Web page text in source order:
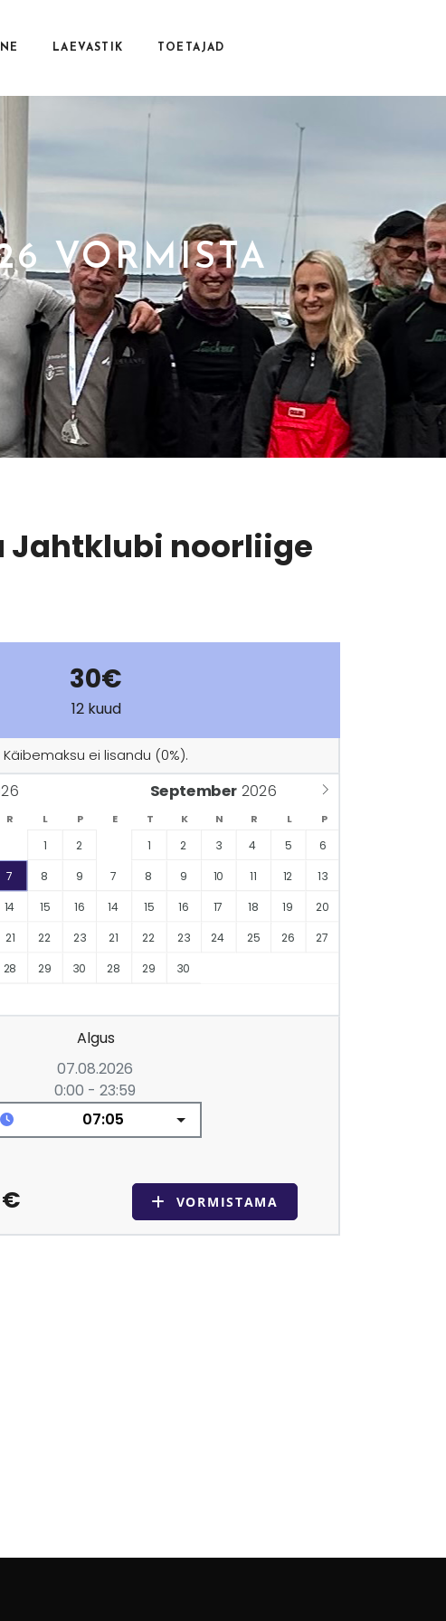
LAEVASTIK TOETAJAD
VORMISTA